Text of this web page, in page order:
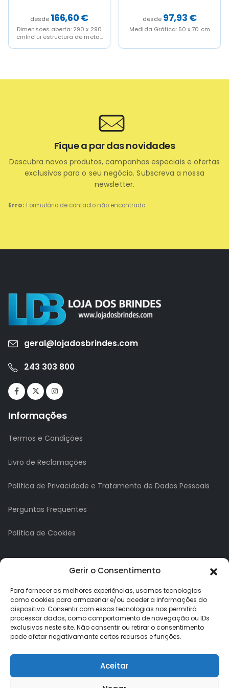
Gerir o Consentimento
Para fornecer as melhores experiências, usamos tecnologias
como cookies para armazenar e/ou aceder a informações do
dispositivo. Consentir com essas tecnologias nos permitirá
processar dados, como comportamento de navegação ou IDs
exclusivos neste site. Não consentir ou retirar o consentimento
pode afetar negativamante certos recursos e funções.
Aceitar
166,60€
Dimensoes aberta: 290 x 290
cmInclui estructura de metal,
97,93 €
Medida Gráfica: 50 x 70 cm
Erro: Formulário de contacto não encontrado.
Fique a par das novidades
Descubra novos produtos, campanhas especiais e ofertas
exclusivas para o seu negócio. Subscreva a nossa
newsletter.
geral@lojadosbrindes.com
243 303 800
Informações
Termos e Condições
Livro de Reclamações
Política de Privacidade e Tratamento de Dados Pessoais
Perguntas Frequentes
Política de Cookies
A minha conta
A Minha Conta
Histórico de Pedidos
Lista de Desejos
Newsletter